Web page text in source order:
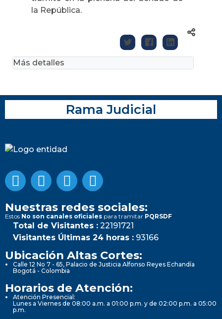
la República.
Más detalles
Rama Judicial
Nuestras redes sociales:
Estos No son canales oficiales para tramitar PQRSDF
Total de Visitantes : 22191721
Visitantes Últimas 24 horas : 93166
Ubicación Altas Cortes:
Calle 12 No 7 - 65, Palacio de Justicia Alfonso Reyes Echandía
Bogotá - Colombia
Horarios de Atención:
Atención Presencial:
Lunes a Viernes de 08:00 a.m. a 01:00 p.m. y de 02:00 p.m. a 05:00
p.m.